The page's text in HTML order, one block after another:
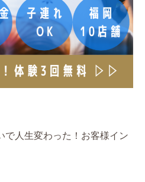
人生変わった！お客様イン